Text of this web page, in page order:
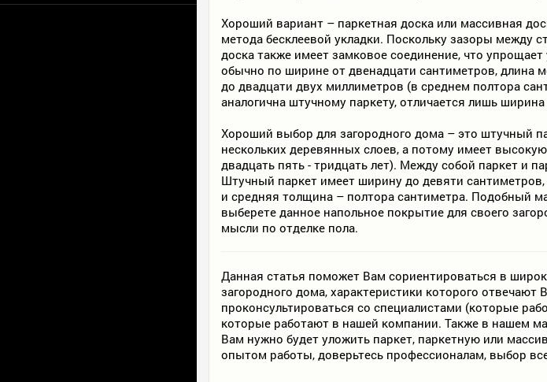
Хороший вариант – паркетная доска или массивная
метода бесклеевой укладки. Поскольку зазоры между
доска также имеет замковое соединение, что
обычно по ширине от двенадцати сантиметров, длина
до двадцати двух миллиметров (в среднем полтора
аналогична штучному паркету, отличается лишь
Хороший выбор для загородного дома – это штучный
нескольких деревянных слоев, а потому имеет
двадцать пять - тридцать лет). Между собой паркет и
Штучный паркет имеет ширину до девяти
и средняя толщина – полтора сантиметра. Подобный
выберете данное напольное покрытие для своего
мысли по отделке пола.
Данная статья поможет Вам сориентироваться в
загородного дома, характеристики которого
проконсультироваться со специалистами (которые
которые работают в нашей компании. Также в нашем
Вам нужно будет уложить паркет, паркетную или
опытом работы, доверьтесь профессионалам, выбор